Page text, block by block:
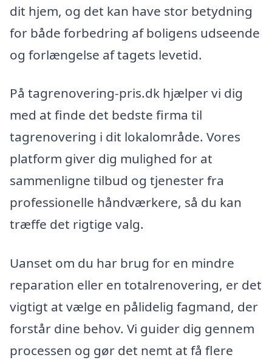
dit hjem, og det kan have stor betydning
for både forbedring af boligens udseende
og forlængelse af tagets levetid.
På tagrenovering-pris.dk hjælper vi dig
med at finde det bedste firma til
tagrenovering i dit lokalområde. Vores
platform giver dig mulighed for at
sammenligne tilbud og tjenester fra
professionelle håndværkere, så du kan
træffe det rigtige valg.
Uanset om du har brug for en mindre
reparation eller en totalrenovering, er det
vigtigt at vælge en pålidelig fagmand, der
forstår dine behov. Vi guider dig gennem
processen og gør det nemt at få flere